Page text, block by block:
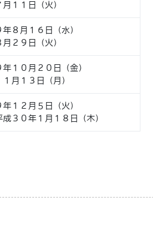
１日（火）
８月１６日（水）
９日（火）
１０月２０日（金）
１３日（月）
１２月５日（火）
０年１月１８日（木）